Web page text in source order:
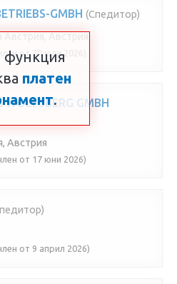
GMBH (Спедитор)
Австрия
от 20 юли 2026)
WOLFSBERG GMBH
Австрия
от 17 юни 2026)
от 9 април 2026)
функция
платен
.